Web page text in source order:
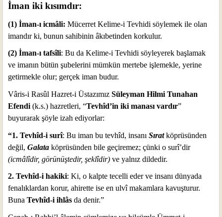
İman iki kısımdır:
(1) İman-ı icmâli: Mücerret Kelime-i Tevhidi söylemek ile olan
imandır ki, bunun sahibinin âkıbetinden korkulur.
(2) İman-ı tafsîli: Bu da Kelime-i Tevhidi söyleyerek başlamak
ve imanın bütün şubelerini mümkün mertebe işlemekle, yerine
getirmekle olur; gerçek iman budur.
Vâris-i Rasûl Hazret-i Üstazımız Süleyman Hilmi Tunahan
Efendi (k.s.) hazretleri, “Tevhîd’in iki manası vardır”
buyurarak şöyle izah ediyorlar:
“1. Tevhîd-i surî: Bu iman bu tevhîd, insanı Sıratköprüsünden
değil, Galata köprüsünden bile geçiremez; çünki o surî’dir
(icmâlîdir, görünüştedir, şeklîdir) ve yalnız dildedir.
2. Tevhîd-i hakiki: Ki, o kalpte tecelli eder ve insanı dünyada
fenalıklardan korur, ahirette ise en ulvî makamlara kavuşturur.
Buna Tevhîd-i ihlâs da denir.”